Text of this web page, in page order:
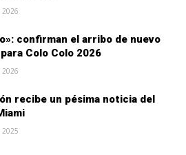
2026
confirman el arribo de nuevo
Colo Colo 2026
2026
recibe un pésima noticia del
2025